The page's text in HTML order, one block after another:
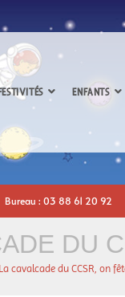
ENFANTS
Bureau : 03 88 61 20 92
DU
La cavalcade du CCSR, on